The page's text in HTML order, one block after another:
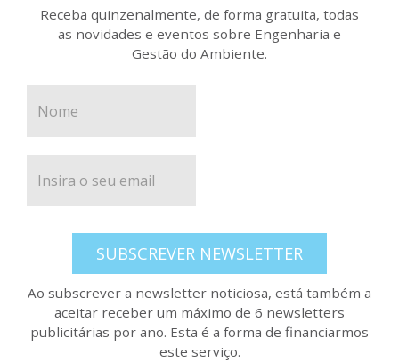
Receba quinzenalmente, de forma gratuita, todas
as novidades e eventos sobre Engenharia e
Gestão do Ambiente.
SUBSCREVER NEWSLETTER
Ao subscrever a newsletter noticiosa, está também a
aceitar receber um máximo de 6 newsletters
publicitárias por ano. Esta é a forma de financiarmos
este serviço.